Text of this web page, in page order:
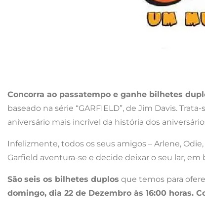
Concorra ao passatempo e ganhe bilhetes
baseado na série “GARFIELD”, de Jim Davis.
aniversário mais incrível da história dos
Infelizmente, todos os seus amigos – Arlene,
Garfield aventura-se e decide deixar o seu lar,
São seis os bilhetes duplos que temos para
domingo, dia 22 de Dezembro às 16:00 horas.